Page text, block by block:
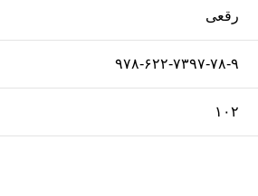
رقعی
۹۷۸-۶۲۲-۷۳۹۷-۷۸-۹
۱۰۲